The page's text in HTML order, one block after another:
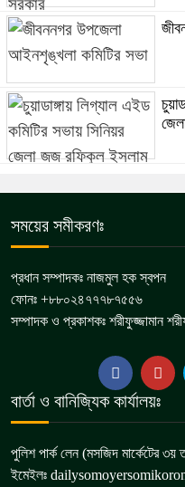
সময়ের সমীকরণঃ
প্রধান সম্পাদকঃ নাজমুল হক স্বপন
ফোনঃ +৮৮০২৪৭৭৭৮৭৫৫৬
সম্পাদক ও প্রকাশকঃ শরীফুজ্জামান
বার্তা ও বানিজ্যিক কার্যালয়ঃ
পুলিশ পার্ক লেন (মসজিদ মার্কেটের ৩য়
ইমেইলঃ